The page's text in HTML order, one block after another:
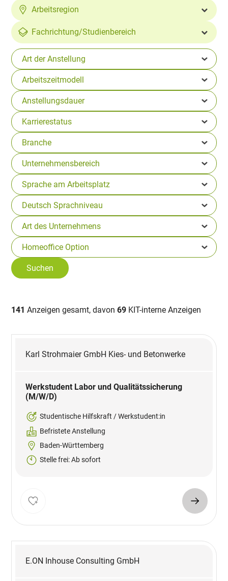
Arbeitsregion
Fachrichtung/Studienbereich
141 Anzeigen gesamt, davon69 KIT-interne Anzeigen
Karl Strohmaier GmbH Kies- und Betonwerke
Werkstudent Labor und Qualitätssicherung
(M/W/D)
Studentische Hilfskraft / Werkstudent:in
Befristete Anstellung
Baden-Württemberg
Stelle frei: Ab sofort
E.ON Inhouse Consulting GmbH